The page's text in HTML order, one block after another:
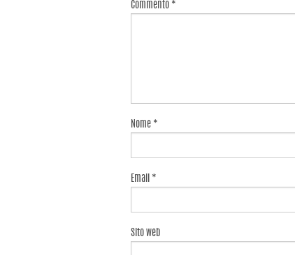
Commento *
Nome *
Email *
Sito web